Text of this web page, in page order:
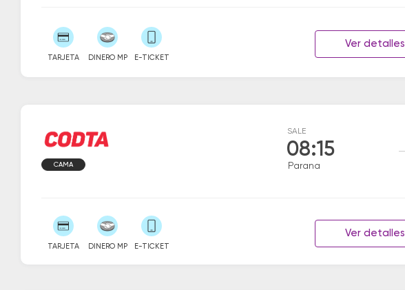
TARJETA DINERO MP E-TICKET
Ver detalles
SALE
08:15
Parana
CAMA
TARJETA DINERO MP E-TICKET
Ver detalles